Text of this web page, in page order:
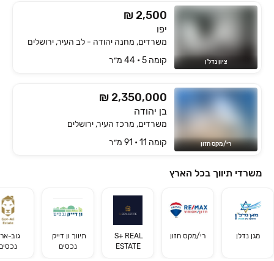
ציון נדל'ן
₪ 2,500
יפו
משרדים, מחנה יהודה - לב העיר, ירושלים
קומה ‎5‏ • 44 מ״ר
רי/מקס חזון
₪ 2,350,000
בן יהודה
משרדים, מרכז העיר, ירושלים
קומה ‎11‏ • 91 מ״ר
משרדי תיווך בכל הארץ
מגן נדלן רי/מקס חזון
ESTATE
נכסים